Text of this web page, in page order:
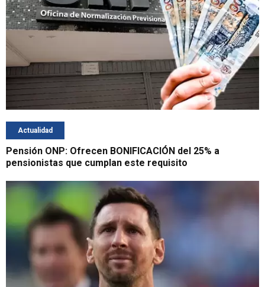
Actualidad
Pensión ONP: Ofrecen BONIFICACIÓN del 25% a
pensionistas que cumplan este requisito